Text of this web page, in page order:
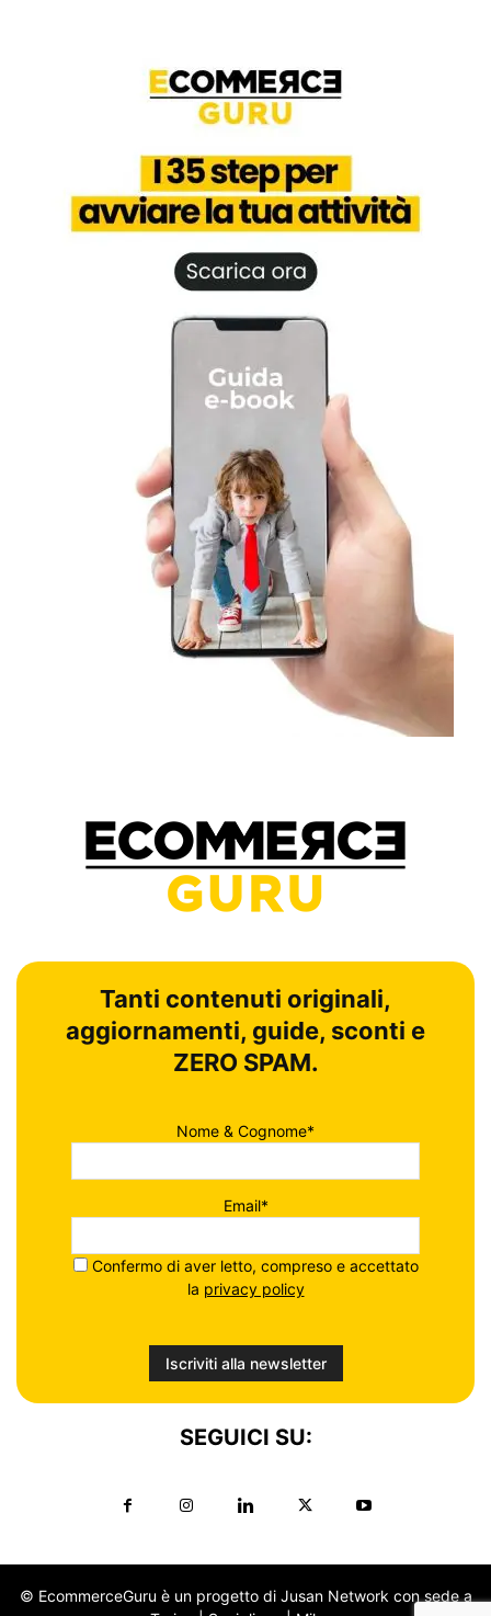
Tanti contenuti originali,
aggiornamenti, guide, sconti e
ZERO SPAM.
Nome & Cognome*
Email*
Confermo di aver letto, compreso e accettato
la privacy policy
SEGUICI SU:
© EcommerceGuru è un progetto di Jusan Network con sede a